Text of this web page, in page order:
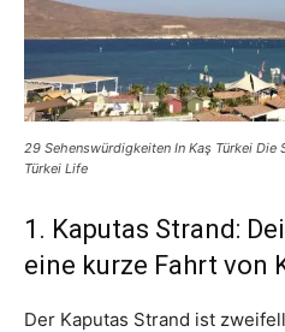
29 Sehenswürdigkeiten In Kaş Türkei
Türkei Life
1. Kaputas Strand:
eine kurze Fahrt von
Der Kaputas Strand ist